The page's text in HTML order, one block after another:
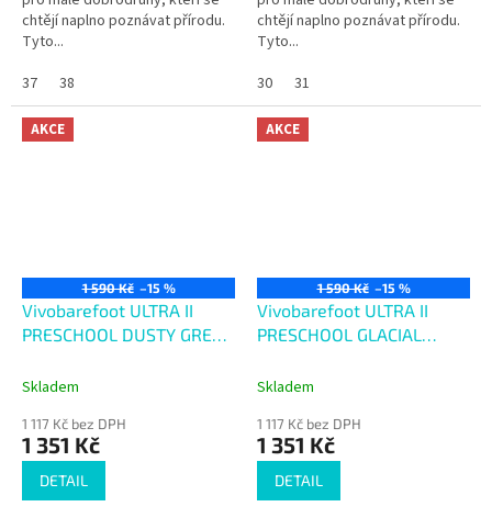
chtějí naplno poznávat přírodu.
Tyto...
37
38
chtějí naplno poznávat přírodu.
Tyto...
30
31
AKCE
1 590 Kč –15 %
Vivobarefoot ULTRA II
PRESCHOOL DUSTY GREEN
Skladem
1 117 Kč bez DPH
1 351 Kč
DETAIL
AKCE
1 590 Kč –15 %
Vivobarefoot ULTRA II
PRESCHOOL GLACIAL
Skladem
1 117 Kč bez DPH
1 351 Kč
DETAIL